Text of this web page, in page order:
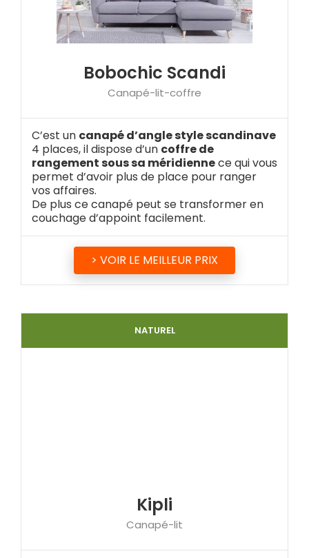
Bobochic Scandi
Canapé-lit-coffre
C’est un canapé d’angle style scandinave
4 places, il dispose d’un coffre de
rangement sous sa méridiennece qui vous
permet d’avoir plus de place pour ranger
vos affaires.
De plus ce canapé peut se transformer en
couchage d’appoint facilement.
> VOIR LE MEILLEUR PRIX
NATUREL
Kipli
Canapé-lit